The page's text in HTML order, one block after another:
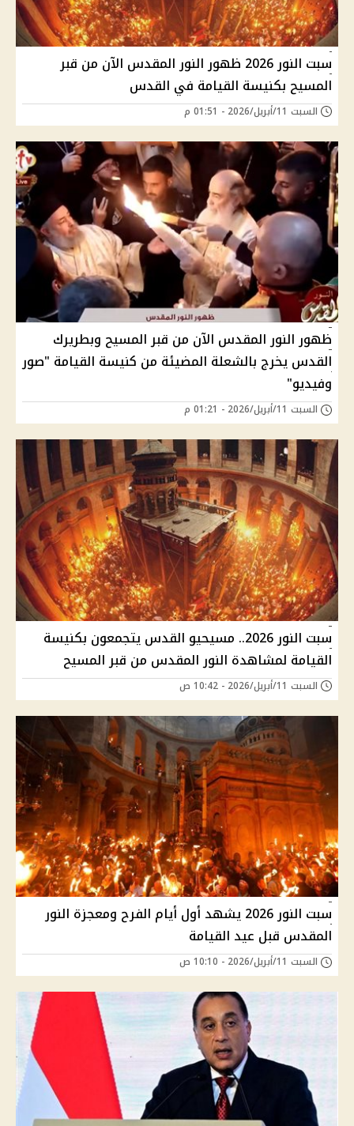
سبت النور 2026 ظهور النور المقدس الآن من قبر
المسيح بكنيسة القيامة في القدس
السبت 11/أبريل/2026 - 01:51 م
ظهور النور المقدس الآن من قبر المسيح وبطريرك
القدس يخرج بالشعلة المضيئة من كنيسة القيامة "صور
وفيديو"
السبت 11/أبريل/2026 - 01:21 م
سبت النور 2026.. مسيحيو القدس يتجمعون بكنيسة
القيامة لمشاهدة النور المقدس من قبر المسيح
السبت 11/أبريل/2026 - 10:42 ص
سبت النور 2026 يشهد أول أيام الفرح ومعجزة النور
المقدس قبل عيد القيامة
السبت 11/أبريل/2026 - 10:10 ص